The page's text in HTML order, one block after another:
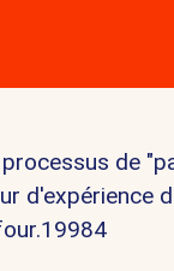
de
d'expérience